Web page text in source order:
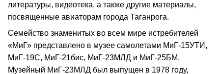
литературы, видеотека, а также другие материалы,
посвященные авиаторам города Таганрога.
Семейство знаменитых во всем мире истребителей
«МиГ» представлено в музее самолетами МиГ-15УТИ,
МиГ-19С, МиГ-21бис, МиГ-23МЛД и МиГ-25БМ.
Музейный МиГ-23МЛД был выпущен в 1978 году,